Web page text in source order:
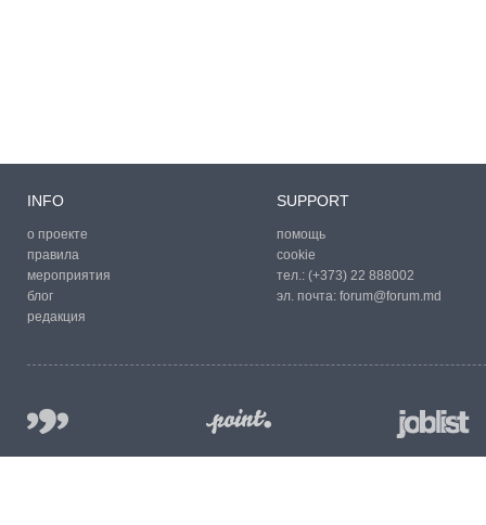
INFO
о проекте
правила
мероприятия
блог
редакция
SUPPORT
помощь
cookie
тел.: (+373) 22 888002
эл. почта: forum@forum.md